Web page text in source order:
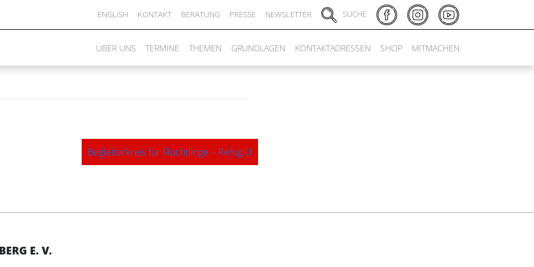
ENGLISH KONTAKT BERATUNG PRESSE NEWSLETTER SUCHE
ÜBER UNS TERMINE THEMEN GRUNDLAGEN KONTAKTADRESSEN SHOP MITMACHEN
Begleiterkreis für Flüchtlinge – RefugiU
E. V.